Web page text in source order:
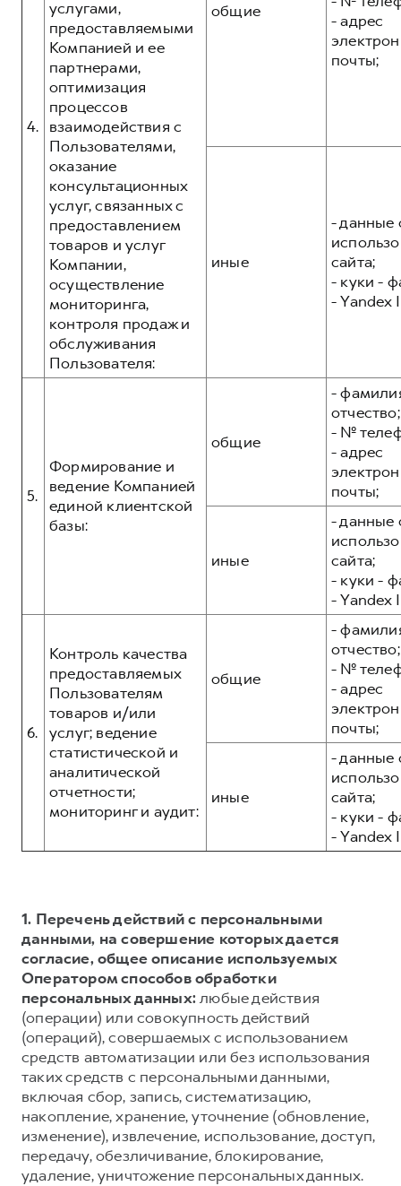
4.
услугами,
предоставляемыми
Компанией и ее
партнерами,
оптимизация
процессов
взаимодействия с
Пользователями,
оказание
консультационных
услуг, связанных с
предоставлением
товаров и услуг
Компании,
осуществление
мониторинга,
контроля продаж и
обслуживания
Пользователя:
общие
- адрес
почты;
иные
- данные
сайта;
- куки -
- Yandex
5.
Формирование и
ведение Компанией
единой клиентской
базы:
общие
-
отчество;
- №
- адрес
почты;
иные
- данные
сайта;
- куки -
- Yandex
6.
Контроль качества
предоставляемых
Пользователям
товаров и/или
услуг; ведение
статистической и
аналитической
отчетности;
мониторинг и аудит:
общие
-
отчество;
- №
- адрес
почты;
иные
- данные
сайта;
- куки -
- Yandex
1. Перечень действий с персональными
данными, на совершение которых дается
согласие, общее описание используемых
Оператором способов обработки
персональных данных:любые действия
(операции) или совокупность действий
(операций), совершаемых с использованием
средств автоматизации или без использования
таких средств с персональными данными,
включая сбор, запись, систематизацию,
накопление, хранение, уточнение (обновление,
изменение), извлечение, использование, доступ,
передачу, обезличивание, блокирование,
удаление, уничтожение персональных данных.